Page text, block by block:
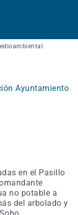
Ayuntamiento
en el Pasillo
no potable a
del arbolado y